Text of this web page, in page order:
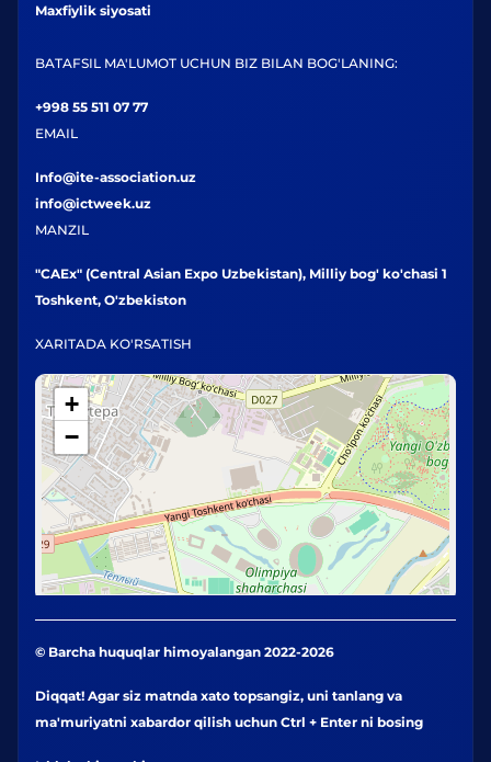
Maxfiylik siyosati
BATAFSIL MA'LUMOT UCHUN BIZ BILAN BOG'LANING:
+998 55 511 07 77
EMAIL
Info@ite-association.uz
info@ictweek.uz
MANZIL
"CAEx" (Central Asian Expo Uzbekistan), Milliy bog' ko'chasi 1
Toshkent, O'zbekiston
XARITADA KO'RSATISH
+
−
© Barcha huquqlar himoyalangan 2022-2026
Diqqat! Agar siz matnda xato topsangiz, uni tanlang va
ma'muriyatni xabardor qilish uchun Ctrl + Enter ni bosing